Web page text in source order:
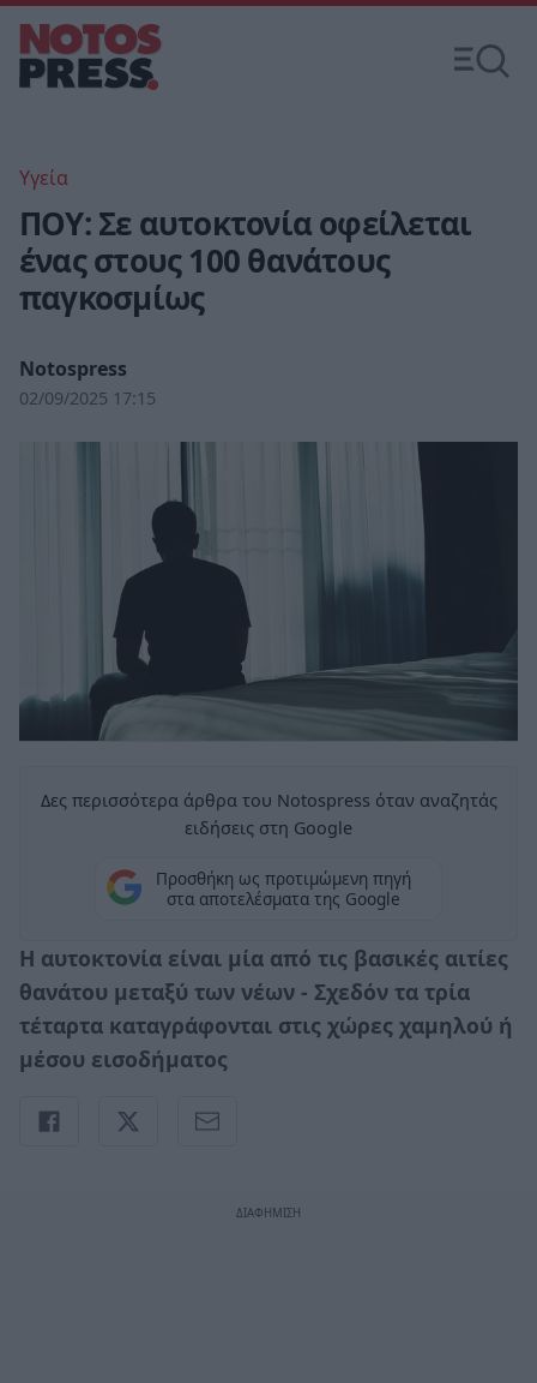
Υγεία
ΠΟΥ: Σε αυτοκτονία οφείλεται
ένας στους 100 θανάτους
παγκοσμίως
Notospress
02/09/2025 17:15
Δες περισσότερα άρθρα του Notospress όταν αναζητάς
ειδήσεις στη Google
Προσθήκη ως προτιμώμενη πηγή
στα αποτελέσματα της Google
Η αυτοκτονία είναι μία από τις βασικές αιτίες
θανάτου μεταξύ των νέων - Σχεδόν τα τρία
τέταρτα καταγράφονται στις χώρες χαμηλού ή
μέσου εισοδήματος